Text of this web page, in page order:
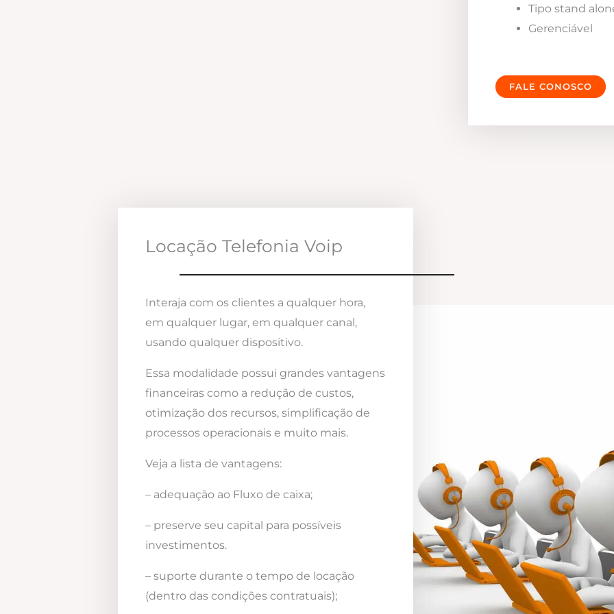
Tipo stand
Gerenciável
FALE CONOSCO
Locação Telefonia Voip
Interaja com os clientes a qualquer hora,
em qualquer lugar, em qualquer canal,
usando qualquer dispositivo.
Essa modalidade possui grandes vantagens
financeiras como a redução de custos,
otimização dos recursos, simplificação de
processos operacionais e muito mais.
Veja a lista de vantagens:
– adequação ao Fluxo de caixa;
– preserve seu capital para possíveis
investimentos.
– suporte durante o tempo de locação
(dentro das condições contratuais);